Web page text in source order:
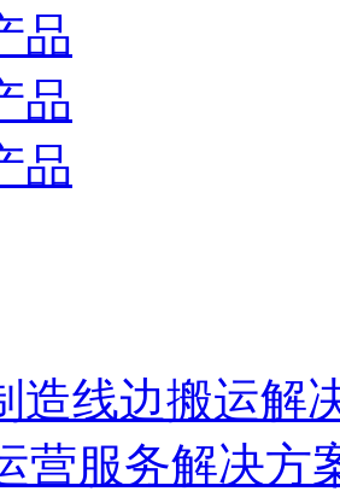
品
品
品
造线边搬运解
营服务解决方